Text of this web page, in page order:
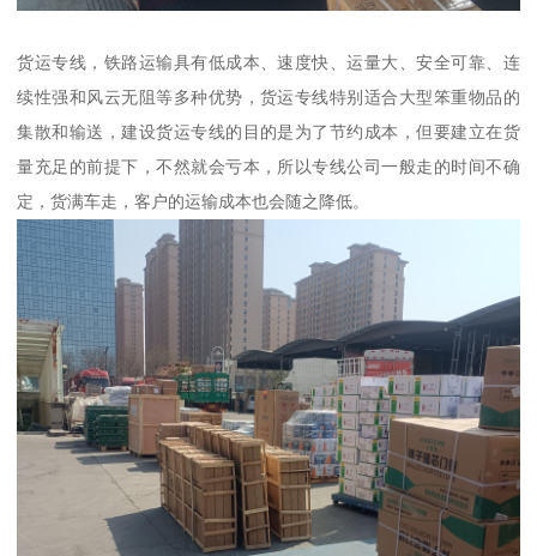
货运专线，铁路运输具有低成本、速度快、运量大、安全可靠、连
续性强和风云无阻等多种优势，货运专线特别适合大型笨重物品的
集散和输送，建设货运专线的目的是为了节约成本，但要建立在货
量充足的前提下，不然就会亏本，所以专线公司一般走的时间不确
定，货满车走，客户的运输成本也会随之降低。